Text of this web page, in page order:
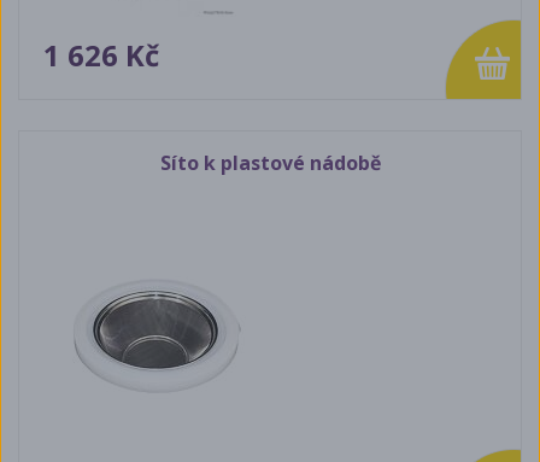
1 626 Kč
Síto k plastové nádobě